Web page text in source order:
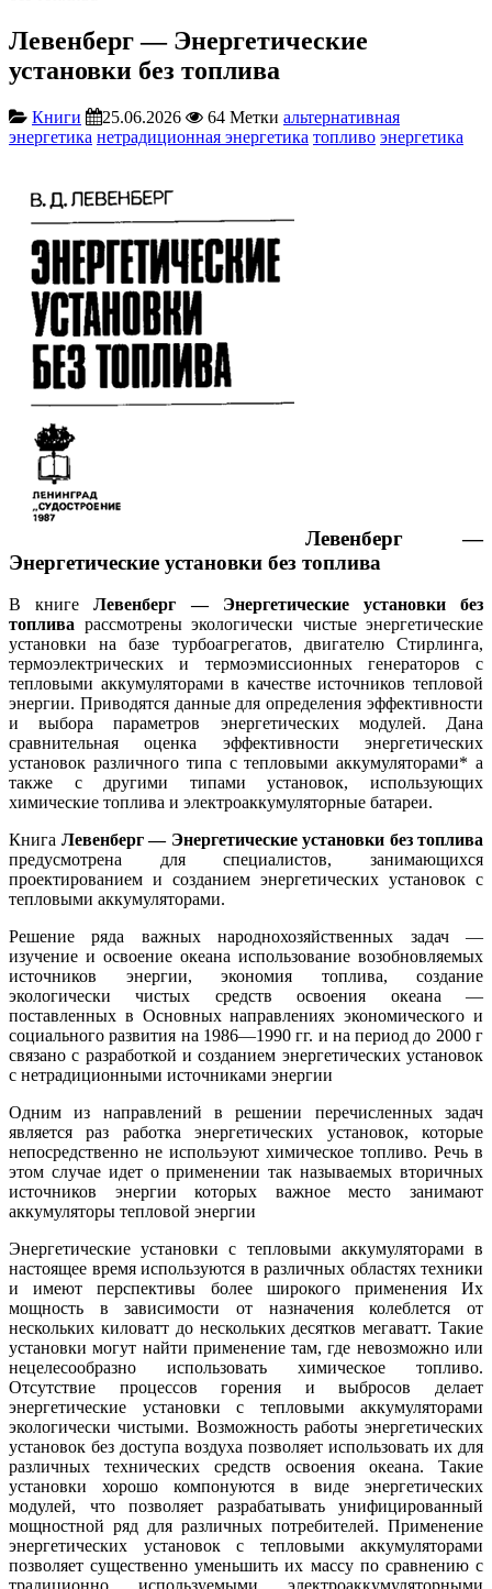
Левенберг — Энергетические
установки без топлива
Книги 25.06.2026 64 Метки альтернативная
энергетика нетрадиционная энергетика топливо энергетика
Левенберг —
Энергетические установки без топлива
В книгеЛевенберг — Энергетические установки без
топлива рассмотрены экологически чистые энергетические
установки на базе турбоагрегатов, двигателю Стирлинга,
термоэлектрических и термоэмиссионных генераторов с
тепловыми аккумуляторами в качестве источников тепловой
энергии. Приводятся данные для определения эффективности
и выбора параметров энергетических модулей. Дана
сравнительная оценка эффективности энергетических
установок различного типа с тепловыми аккумуляторами* а
также с другими типами установок, использующих
химические топлива и электроаккумуляторные батареи.
Книга Левенберг — Энергетические установки без топлива
предусмотрена для специалистов, занимающихся
проектированием и созданием энергетических установок с
тепловыми аккумуляторами.
Решение ряда важных народнохозяйственных задач —
изучение и освоение океана использование возобновляемых
источников энергии, экономия топлива, создание
экологически чистых средств освоения океана —
поставленных в Основных направлениях экономического и
социального развития на 1986—1990 гг. и на период до 2000 г
связано с разработкой и созданием энергетических установок
с нетрадиционными источниками энергии
Одним из направлений в решении перечисленных задач
является раз работка энергетических установок, которые
непосредственно не испольэуют химическое топливо. Речь в
этом случае идет о применении так называемых вторичных
источников энергии которых важное место занимают
аккумуляторы тепловой энергии
Энергетические установки с тепловыми аккумуляторами в
настоящее время используются в различных областях техники
и имеют перспективы более широкого применения Их
мощность в зависимости от назначения колеблется от
нескольких киловатт до нескольких десятков мегаватт. Такие
установки могут найти применение там, где невозможно или
нецелесообразно использовать химическое топливо.
Отсутствие процессов горения и выбросов делает
энергетические установки с тепловыми аккумуляторами
экологически чистыми. Возможность работы энергетических
установок без доступа воздуха позволяет использовать их для
различных технических средств освоения океана. Такие
установки хорошо компонуются в виде энергетических
модулей, что позволяет разрабатывать унифицированный
мощностной ряд для различных потребителей. Применение
энергетических установок с тепловыми аккумуляторами
позволяет существенно уменьшить их массу по сравнению с